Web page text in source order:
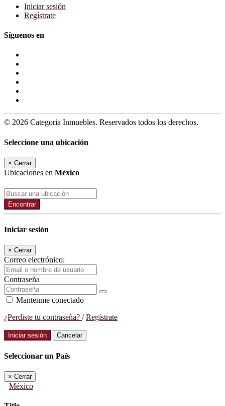
Iniciar sesión
Regístrate
Síguenos en
© 2026 Categoria Inmuebles. Reservados todos los derechos.
Seleccione una ubicación
× Cerrar
Ubicaciones en México
Encontrar
Iniciar sesión
× Cerrar
Correo electrónico:
Contraseña
Mantenme conectado
¿Perdiste tu contraseña? /Regístrate
Iniciar sesión Cancelar
Seleccionar un País
× Cerrar
México